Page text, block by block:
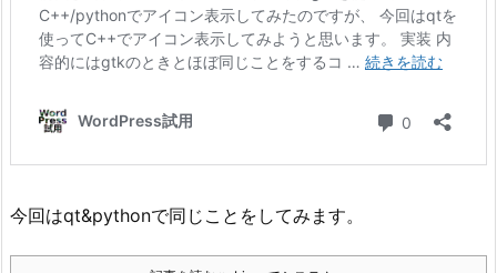
今回はqt&pythonで同じことをしてみます。